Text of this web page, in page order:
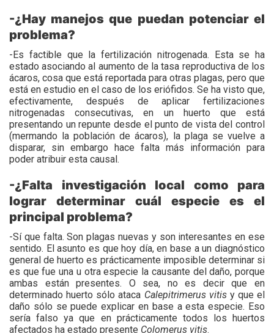
-¿Hay manejos que puedan potenciar el
problema?
-Es factible que la fertilización nitrogenada. Esta se ha
estado asociando al aumento de la tasa reproductiva de los
ácaros, cosa que está reportada para otras plagas, pero que
está en estudio en el caso de los eriófidos. Se ha visto que,
efectivamente, después de aplicar fertilizaciones
nitrogenadas consecutivas, en un huerto que está
presentando un repunte desde el punto de vista del control
(mermando la población de ácaros), la plaga se vuelve a
disparar, sin embargo hace falta más información para
poder atribuir esta causal.
-¿Falta investigación local como para
lograr determinar cuál especie es el
principal problema?
-Sí que falta. Son plagas nuevas y son interesantes en ese
sentido. El asunto es que hoy día, en base a un diagnóstico
general de huerto es prácticamente imposible determinar si
es que fue una u otra especie la causante del daño, porque
ambas están presentes. O sea, no es decir que en
determinado huerto sólo ataca Calepitrimerus vitisy que el
daño sólo se puede explicar en base a esta especie. Eso
sería falso ya que en prácticamente todos los huertos
afectados ha estado presente Colomerus vitis.